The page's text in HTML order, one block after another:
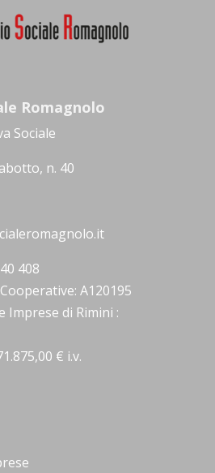
Romagnolo
Sociale
n. 40
408
A120195
Imprese di Rimini :
€ i.v.